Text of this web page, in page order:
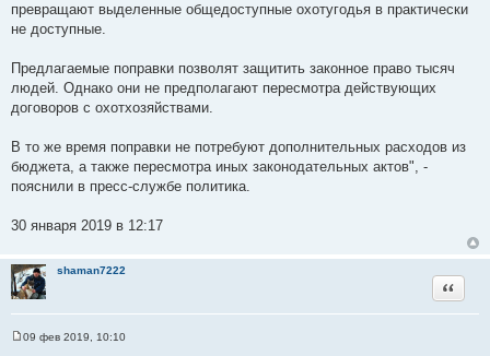
превращают выделенные общедоступные охотугодья в практически
не доступные.
Предлагаемые поправки позволят защитить законное право тысяч
людей. Однако они не предполагают пересмотра действующих
договоров с охотхозяйствами.
В то же время поправки не потребуют дополнительных расходов из
бюджета, а также пересмотра иных законодательных актов", -
пояснили в пресс-службе политика.
30 января 2019 в 12:17
shaman7222
Цитата
09 фев 2019, 10:10